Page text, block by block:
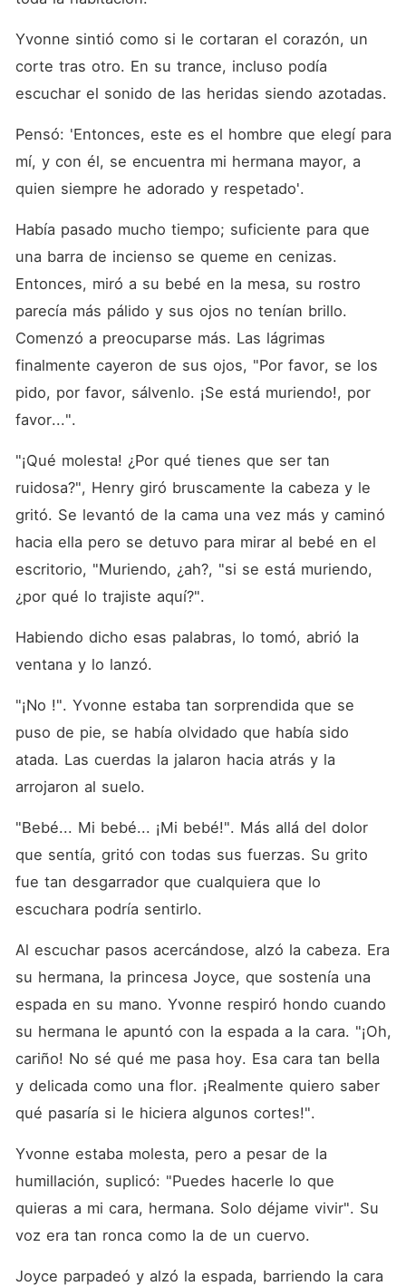
Yvonne sintió como si le cortaran el corazón, un
corte tras otro. En su trance, incluso podía
Pensó: 'Entonces, este es el hombre que elegí para
mí, y con él, se encuentra mi hermana mayor, a
quien siempre he adorado y respetado'.
Había pasado mucho tiempo; suficiente para que
una barra de incienso se queme en cenizas.
Entonces, miró a su bebé en la mesa, su rostro
parecía más pálido y sus ojos no tenían brillo.
Comenzó a preocuparse más. Las lágrimas
finalmente cayeron de sus ojos, "Por favor, se los
pido, por favor, sálvenlo. ¡Se está muriendo!, por
favor...".
"¡Qué molesta! ¿Por qué tienes que ser tan
ruidosa?", Henry giró bruscamente la cabeza y le
gritó. Se levantó de la cama una vez más y caminó
hacia ella pero se detuvo para mirar al bebé en el
escritorio, "Muriendo, ¿ah?, "si se está muriendo,
¿por qué lo trajiste aquí?".
Habiendo dicho esas palabras, lo tomó, abrió la
ventana y lo lanzó.
"¡No !". Yvonne estaba tan sorprendida que se
puso de pie, se había olvidado que había sido
atada. Las cuerdas la jalaron hacia atrás y la
arrojaron al suelo.
"Bebé... Mi bebé... ¡Mi bebé!". Más allá del dolor
que sentía, gritó con todas sus fuerzas. Su grito
fue tan desgarrador que cualquiera que lo
escuchara podría sentirlo.
Al escuchar pasos acercándose, alzó la cabeza. Era
su hermana, la princesa Joyce, que sostenía una
espada en su mano. Yvonne respiró hondo cuando
su hermana le apuntó con la espada a la cara. "¡Oh,
cariño! No sé qué me pasa hoy. Esa cara tan bella
y delicada como una flor. ¡Realmente quiero saber
qué pasaría si le hiciera algunos cortes!".
Yvonne estaba molesta, pero a pesar de la
humillación, suplicó: "Puedes hacerle lo que
quieras a mi cara, hermana. Solo déjame vivir". Su
voz era tan ronca como la de un cuervo.
Joyce parpadeó y alzó la espada, barriendo la cara